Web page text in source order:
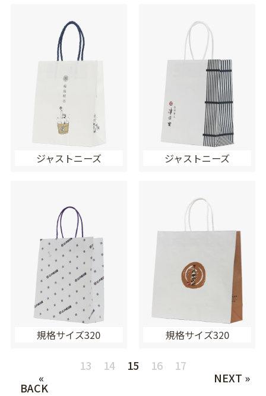
ジャストニーズ ジャストニーズ
規格サイズ320 規格サイズ320
«
BACK
13 14 15 16
17
NEXT »